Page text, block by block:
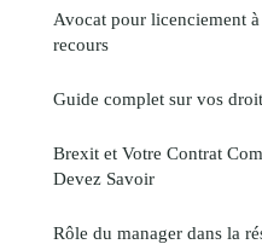
Avocat pour licenciement
recours
Guide complet sur vos
Brexit et Votre Contrat
Devez Savoir
Rôle du manager dans la